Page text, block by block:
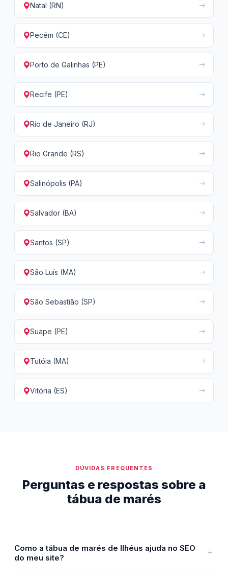
Natal (RN)
Pecém (CE)
Porto de Galinhas (PE)
Recife (PE)
Rio de Janeiro (RJ)
Rio Grande (RS)
Salinópolis (PA)
Salvador (BA)
Santos (SP)
São Luís (MA)
São Sebastião (SP)
Suape (PE)
Tutóia (MA)
Vitória (ES)
DÚVIDAS FREQUENTES
Perguntas e respostas sobre a
tábua de marés
Como a tábua de marés de Ilhéus ajuda no SEO
do meu site?